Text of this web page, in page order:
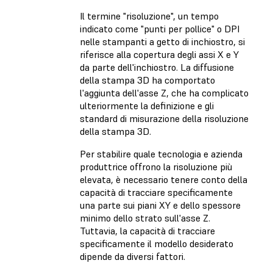
Il termine "risoluzione", un tempo
indicato come "punti per pollice" o DPI
nelle stampanti a getto di inchiostro, si
riferisce alla copertura degli assi X e Y
da parte dell'inchiostro. La diffusione
della stampa 3D ha comportato
l'aggiunta dell'asse Z, che ha complicato
ulteriormente la definizione e gli
standard di misurazione della risoluzione
della stampa 3D.
Per stabilire quale tecnologia e azienda
produttrice offrono la risoluzione più
elevata, è necessario tenere conto della
capacità di tracciare specificamente
una parte sui piani XY e dello spessore
minimo dello strato sull'asse Z.
Tuttavia, la capacità di tracciare
specificamente il modello desiderato
dipende da diversi fattori.